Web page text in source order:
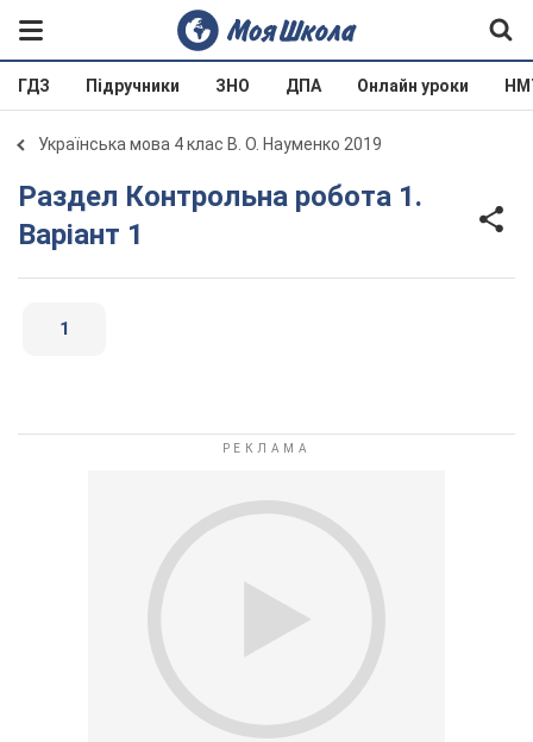
ГДЗ Підручники ЗНО ДПА Онлайн уроки
Українська мова 4 клас В. О. Науменко 2019
Раздел Контрольна робота 1.
Варіант 1
1